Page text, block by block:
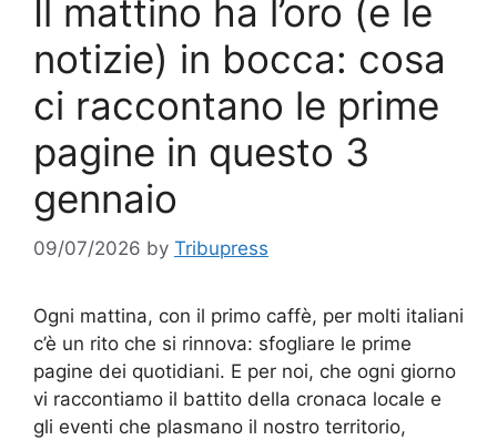
Il mattino ha l’oro (e le
notizie) in bocca: cosa
ci raccontano le prime
pagine in questo 3
gennaio
09/07/2026 by Tribupress
Ogni mattina, con il primo caffè, per molti italiani
c’è un rito che si rinnova: sfogliare le prime
pagine dei quotidiani. E per noi, che ogni giorno
vi raccontiamo il battito della cronaca locale e
gli eventi che plasmano il nostro territorio,